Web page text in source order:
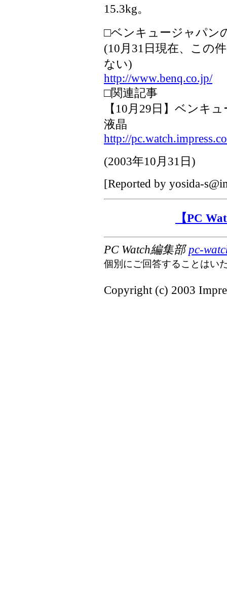
15.3kg。
□ベンキュージャパン
(10月31日現在、この
ない)
http://www.benq.co.jp/
□関連記事
【10月29日】ベンキ
液晶
http://
(2003年10月31日 )
[Reported by yosida-
【PC
PC Watch編集部pc-
個別にご回答することはい
Copyright (c) 2003